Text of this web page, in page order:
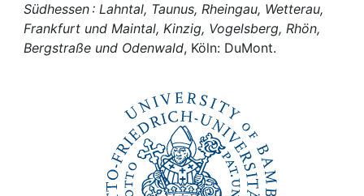
Help
Südhessen : Lahntal, Taunus, Rheingau, Wetterau,
Frankfurt und Maintal, Kinzig, Vogelsberg, Rhön,
Bergstraße und Odenwald, Köln: DuMont.